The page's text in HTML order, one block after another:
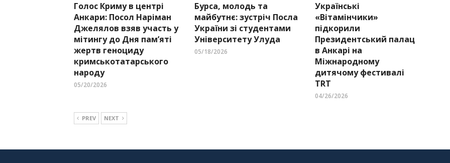
Голос Криму в центрі
Анкари: Посол Наріман
Джелялов взяв участь у
мітингу до Дня пам’яті
жертв геноциду
кримськотатарського
народу
05/20/2026
Бурса, молодь та
майбутнє: зустріч Посла
України зі студентами
Університету Улуда
05/18/2026
Українські
«Вітамінчики»
підкорили
Президентський палац
в Анкарі на
Міжнародному
дитячому фестивалі
TRT
04/26/2026
PREV NEXT